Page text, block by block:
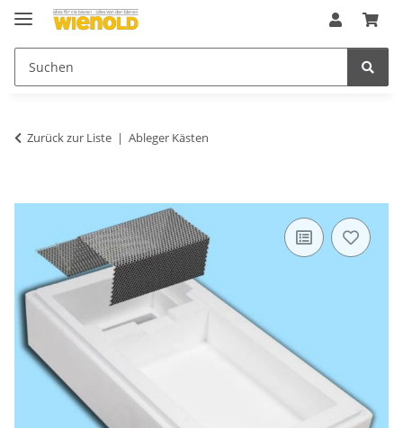
Zurück zur Liste Ableger Kästen